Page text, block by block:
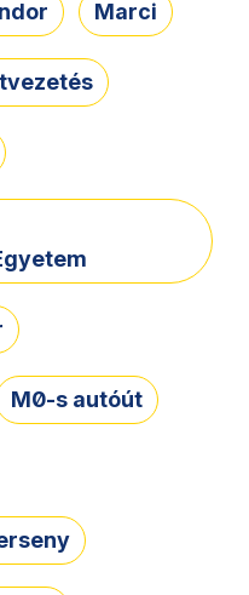
Marci
M0-s autóút